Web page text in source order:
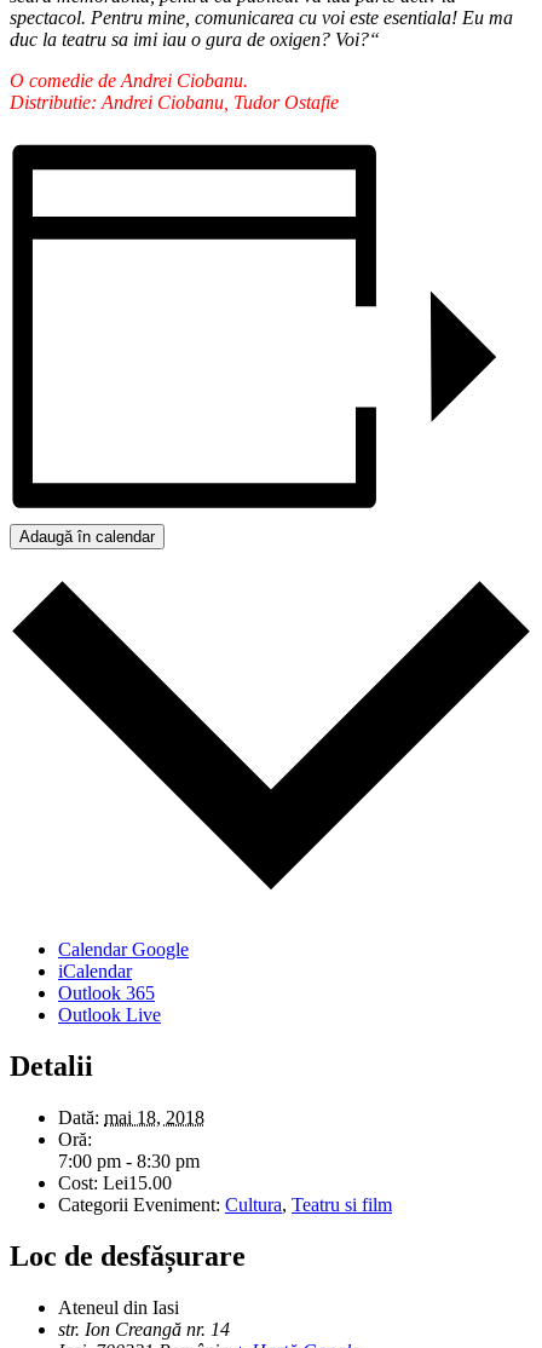
spectacol. Pentru mine, comunicarea cu voi este esentiala! Eu ma
duc la teatru sa imi iau o gura de oxigen? Voi?“
O comedie de Andrei Ciobanu.
Distributie: Andrei Ciobanu, Tudor Ostafie
Adaugă în calendar
Calendar Google
iCalendar
Outlook 365
Outlook Live
Detalii
Dată: mai 18, 2018
Oră:
7:00 pm - 8:30 pm
Cost: Lei15.00
Categorii Eveniment: Cultura, Teatru si film
Loc de desfășurare
Ateneul din Iasi
str. Ion Creangă nr. 14